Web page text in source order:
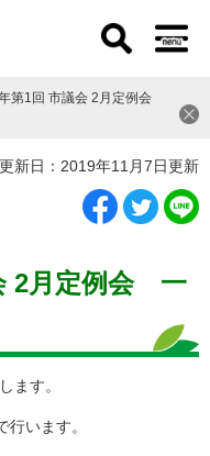
第1回 市議会 2月定例会
更新日：2019年11月7日更新
2月定例会 一
ます。
います。